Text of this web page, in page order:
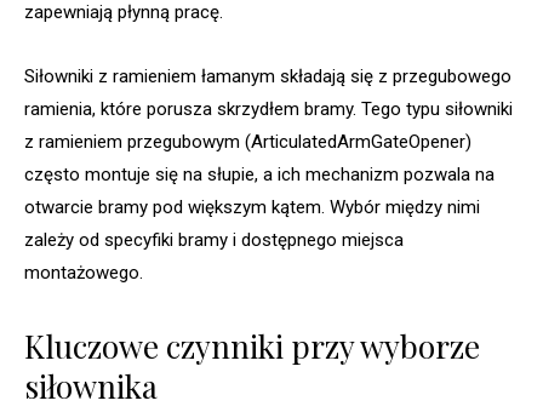
zapewniają płynną pracę.
Siłowniki z ramieniem łamanym składają się z przegubowego
ramienia, które porusza skrzydłem bramy. Tego typu siłowniki
z ramieniem przegubowym (ArticulatedArmGateOpener)
często montuje się na słupie, a ich mechanizm pozwala na
otwarcie bramy pod większym kątem. Wybór między nimi
zależy od specyfiki bramy i dostępnego miejsca
montażowego.
Kluczowe czynniki przy wyborze
siłownika